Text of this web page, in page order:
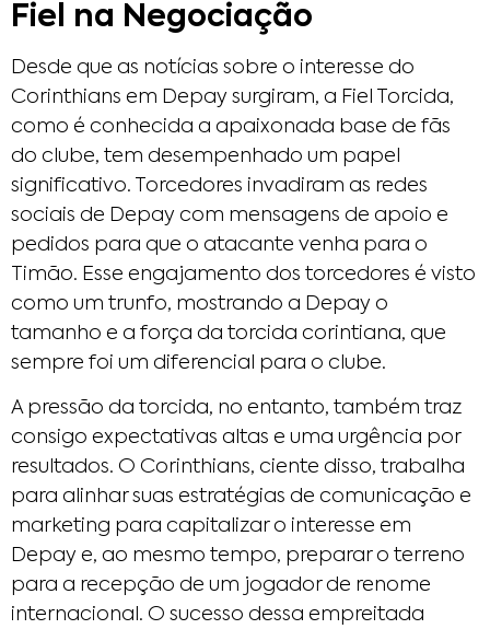
Fiel na Negociação
Desde que as notícias sobre o interesse do
Corinthians em Depay surgiram, a Fiel Torcida,
como é conhecida a apaixonada base de fãs
do clube, tem desempenhado um papel
significativo. Torcedores invadiram as redes
sociais de Depay com mensagens de apoio e
pedidos para que o atacante venha para o
Timão. Esse engajamento dos torcedores é visto
como um trunfo, mostrando a Depay o
tamanho e a força da torcida corintiana, que
sempre foi um diferencial para o clube.
A pressão da torcida, no entanto, também traz
consigo expectativas altas e uma urgência por
resultados. O Corinthians, ciente disso, trabalha
para alinhar suas estratégias de comunicação e
marketing para capitalizar o interesse em
Depay e, ao mesmo tempo, preparar o terreno
para a recepção de um jogador de renome
internacional. O sucesso dessa empreitada